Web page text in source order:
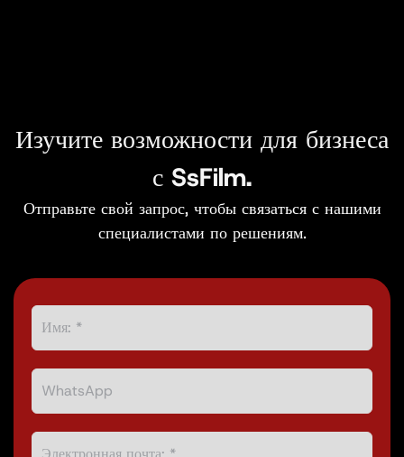
Изучите возможности для бизнеса
с SsFilm.
Отправьте свой запрос, чтобы связаться с нашими
специалистами по решениям.